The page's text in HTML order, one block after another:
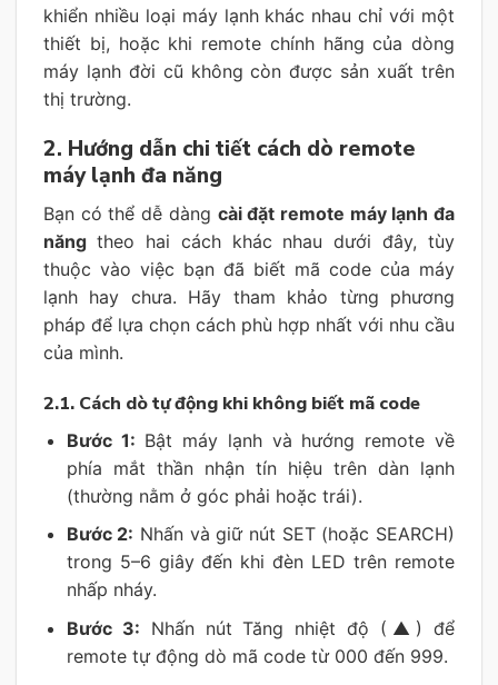
khiển nhiều loại máy lạnh khác nhau chỉ với một
thiết bị, hoặc khi remote chính hãng của dòng
máy lạnh đời cũ không còn được sản xuất trên
thị trường.
2. Hướng dẫn chi tiết cách dò remote
máy lạnh đa năng
Bạn có thể dễ dàng cài đặt remote máy lạnh đa
năng theo hai cách khác nhau dưới đây, tùy
thuộc vào việc bạn đã biết mã code của máy
lạnh hay chưa. Hãy tham khảo từng phương
pháp để lựa chọn cách phù hợp nhất với nhu cầu
của mình.
2.1. Cách dò tự động khi không biết mã code
Bước 1: Bật máy lạnh và hướng remote về
phía mắt thần nhận tín hiệu trên dàn lạnh
(thường nằm ở góc phải hoặc trái).
Bước 2: Nhấn và giữ nút SET (hoặc SEARCH)
trong 5–6 giây đến khi đèn LED trên remote
nhấp nháy.
Bước 3: Nhấn nút Tăng nhiệt độ (▲) để
remote tự động dò mã code từ 000 đến 999.